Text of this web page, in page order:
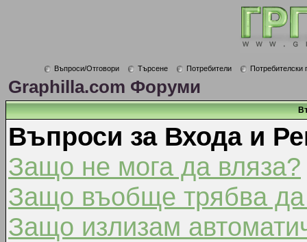
Въпроси/Отговори Търсене Потребители Потребителски
Graphilla.com Форуми
Въпроси за Входа и
Защо не мога да вляза?
Защо въобще трябва да
Защо излизам